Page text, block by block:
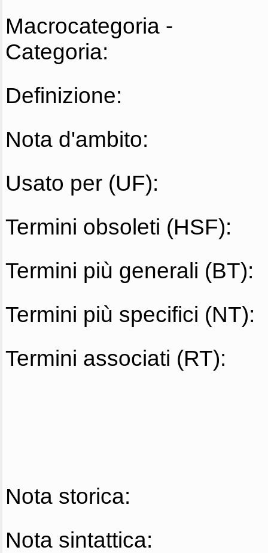
Macrocategoria -
Categoria:
Definizione:
Nota d'ambito:
Usato per (UF):
Termini obsoleti (HSF):
Termini più generali (BT):
Termini più specifici (NT):
Termini associati (RT):
Nota storica:
Nota sintattica: